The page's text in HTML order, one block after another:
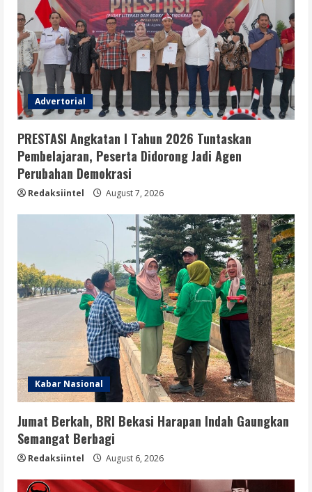
Advertorial
PRESTASI Angkatan I Tahun 2026 Tuntaskan
Pembelajaran, Peserta Didorong Jadi Agen
Perubahan Demokrasi
Redaksiintel August 7, 2026
Kabar Nasional
Jumat Berkah, BRI Bekasi Harapan Indah Gaungkan
Semangat Berbagi
Redaksiintel August 6, 2026